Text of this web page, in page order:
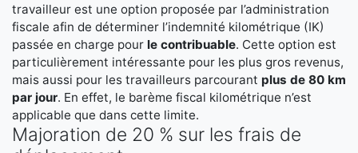
travailleur est une option proposée par l’administration
fiscale afin de déterminer l’indemnité kilométrique (IK)
passée en charge pour le contribuable. Cette option est
particulièrement intéressante pour les plus gros revenus,
mais aussi pour les travailleurs parcourant plus de 80 km
par jour. En effet, le barème fiscal kilométrique n’est
applicable que dans cette limite.
Majoration de 20 % sur les frais de